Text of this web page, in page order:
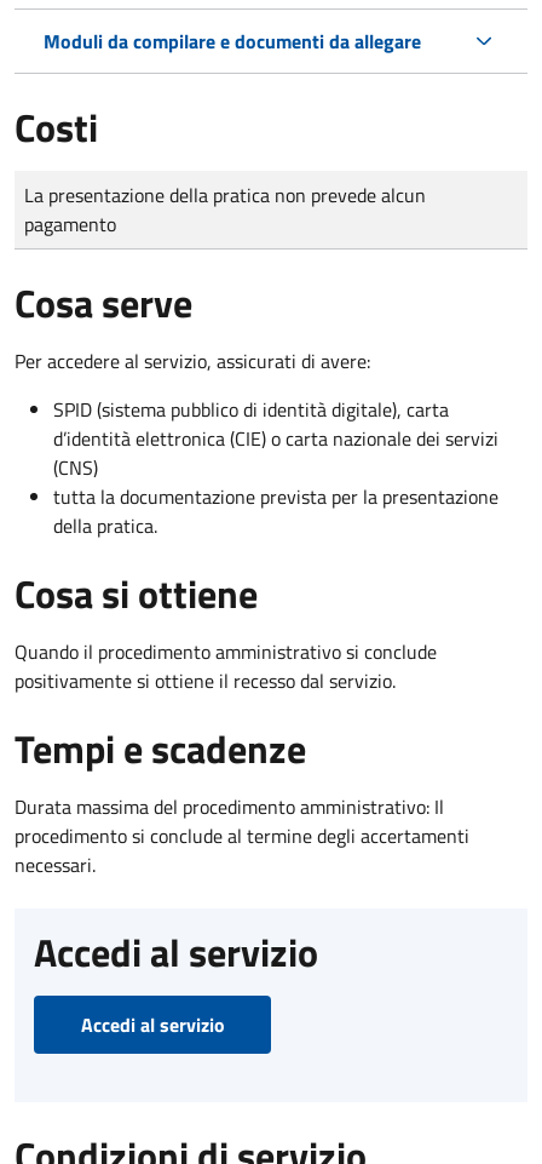
Moduli da compilare e documenti da allegare
Costi
Tipo di pagamento
Importo
La presentazione della pratica non prevede alcun
pagamento
Cosa serve
Per accedere al servizio, assicurati di avere:
SPID (sistema pubblico di identità digitale), carta
d’identità elettronica (CIE) o carta nazionale dei servizi
(CNS)
tutta la documentazione prevista per la presentazione
della pratica.
Cosa si ottiene
Quando il procedimento amministrativo si conclude
positivamente si ottiene il recesso dal servizio.
Tempi e scadenze
Durata massima del procedimento amministrativo: Il
procedimento si conclude al termine degli accertamenti
necessari.
Accedi al servizio
Accedi al servizio